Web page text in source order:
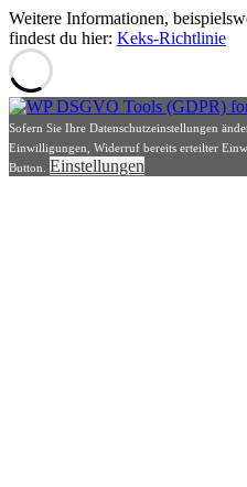
Weitere Informationen,
findest du hier: Keks-Richtlinie
Sofern Sie Ihre Datenschutzeinstellungen
Einwilligungen, Widerruf bereits erteilter
Button. Einstellungen